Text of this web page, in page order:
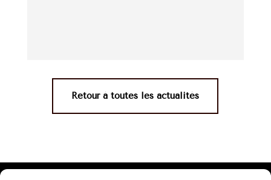
Retour à toutes les actualités